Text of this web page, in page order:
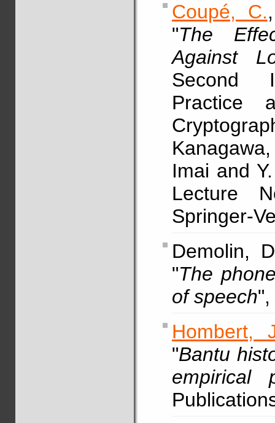
Coupé, C.
"The
Against
Second
Practice
Imai and
Lecture
Springer-
Demolin,
"The
of speech
Hombert,
"Bantu
empirical